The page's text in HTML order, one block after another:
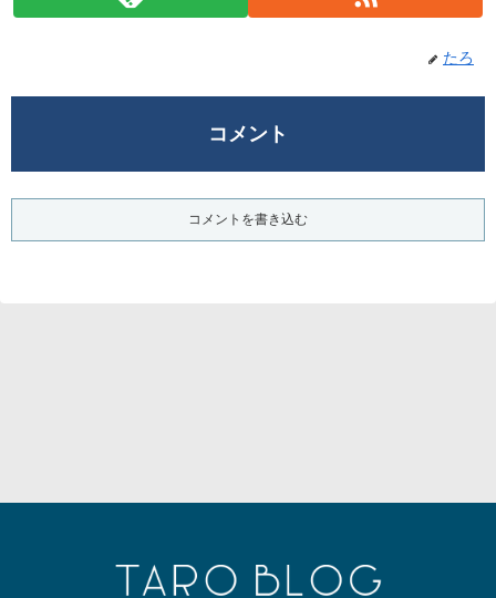
たろ
コメント
コメントを書き込む